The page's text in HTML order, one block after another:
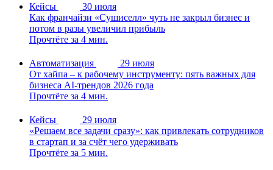
Кейсы
30 июля
Как франчайзи «Сушиселл» чуть не закрыл бизнес и
потом в разы увеличил прибыль
Прочтёте за 4 мин.
Автоматизация
29 июля
От хайпа – к рабочему инструменту: пять важных для
бизнеса AI-трендов 2026 года
Прочтёте за 4 мин.
Кейсы
29 июля
«Решаем все задачи сразу»: как привлекать сотрудников
в стартап и за счёт чего удерживать
Прочтёте за 5 мин.